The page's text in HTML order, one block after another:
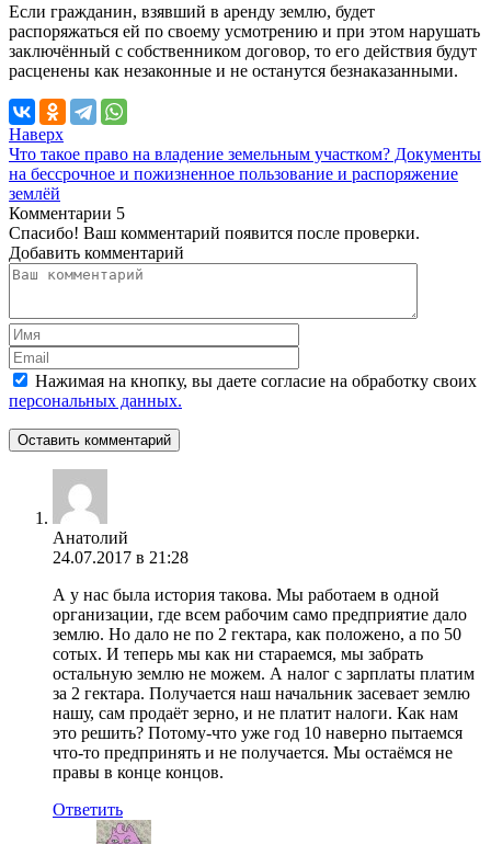
Если гражданин, взявший в аренду землю, будет
распоряжаться ей по своему усмотрению и при этом нарушать
заключённый с собственником договор, то его действия будут
расценены как незаконные и не останутся безнаказанными.
Наверх
Что такое право на владение земельным участком? Документы
на бессрочное и пожизненное пользование и распоряжение
землёй
Комментарии 5
Спасибо! Ваш комментарий появится после проверки.
Добавить комментарий
Нажимая на кнопку, вы даете согласие на обработку своих
персональных данных.
Оставить комментарий
Анатолий
24.07.2017 в 21:28
А у нас была история такова. Мы работаем в одной
организации, где всем рабочим само предприятие дало
землю. Но дало не по 2 гектара, как положено, а по 50
сотых. И теперь мы как ни стараемся, мы забрать
остальную землю не можем. А налог с зарплаты платим
за 2 гектара. Получается наш начальник засевает землю
нашу, сам продаёт зерно, и не платит налоги. Как нам
это решить? Потому-что уже год 10 наверно пытаемся
что-то предпринять и не получается. Мы остаёмся не
правы в конце концов.
Ответить